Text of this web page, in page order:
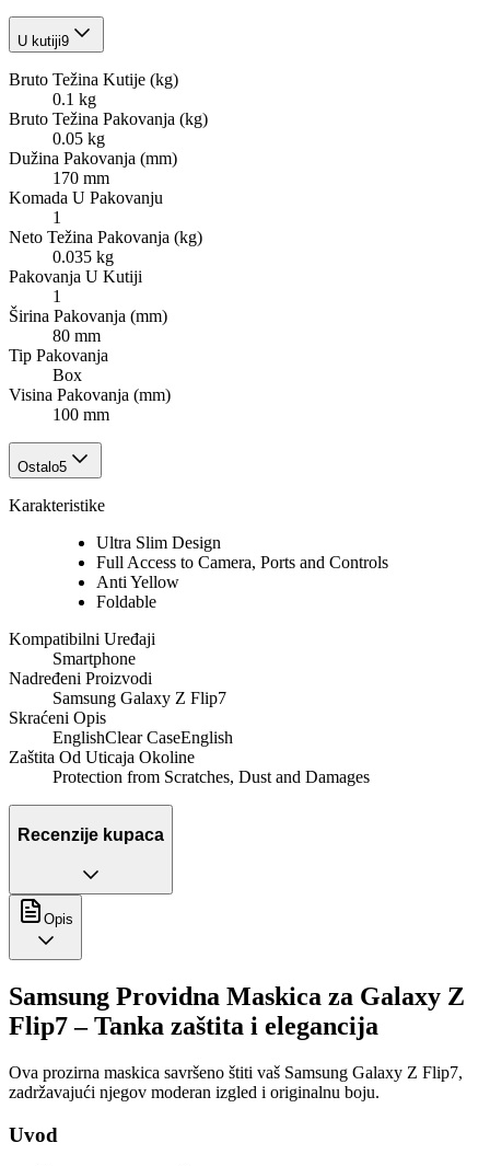
U kutiji9
Bruto Težina Kutije (kg)
0.1 kg
Bruto Težina Pakovanja (kg)
0.05 kg
Dužina Pakovanja (mm)
170 mm
Komada U Pakovanju
1
Neto Težina Pakovanja (kg)
0.035 kg
Pakovanja U Kutiji
1
Širina Pakovanja (mm)
80 mm
Tip Pakovanja
Box
Visina Pakovanja (mm)
100 mm
Ostalo5
Karakteristike
Ultra Slim Design
Full Access to Camera, Ports and Controls
Anti Yellow
Foldable
Kompatibilni Uređaji
Smartphone
Nadređeni Proizvodi
Samsung Galaxy Z Flip7
Skraćeni Opis
EnglishClear CaseEnglish
Zaštita Od Uticaja Okoline
Protection from Scratches, Dust and Damages
Recenzije kupaca
Opis
Samsung Providna Maskica za Galaxy Z
Flip7 – Tanka zaštita i elegancija
Ova prozirna maskica savršeno štiti vaš Samsung Galaxy Z Flip7,
zadržavajući njegov moderan izgled i originalnu boju.
Uvod